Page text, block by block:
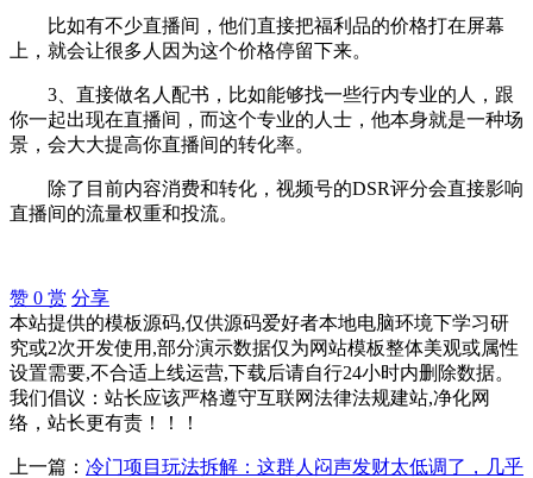
比如有不少直播间，他们直接把福利品的价格打在屏幕
上，就会让很多人因为这个价格停留下来。
3、直接做名人配书，比如能够找一些行内专业的人，跟
你一起出现在直播间，而这个专业的人士，他本身就是一种场
景，会大大提高你直播间的转化率。
除了目前内容消费和转化，视频号的DSR评分会直接影响
直播间的流量权重和投流。
赞 0 赏 分享
本站提供的模板源码,仅供源码爱好者本地电脑环境下学习研
究或2次开发使用,部分演示数据仅为网站模板整体美观或属性
设置需要,不合适上线运营,下载后请自行24小时内删除数据。
我们倡议：站长应该严格遵守互联网法律法规建站,净化网
络，站长更有责！！！
上一篇： 冷门项目玩法拆解：这群人闷声发财太低调了，几乎